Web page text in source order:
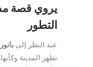
يروي قصة
التطور
عند النظر إلى
تظهر المدينة وكأنها